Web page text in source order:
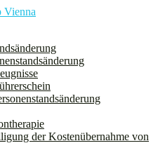
wurde und die sich mit diesem
Dies schließt nicht nur trans
und genderqueere Personen ein.
der Kostenübernahme von